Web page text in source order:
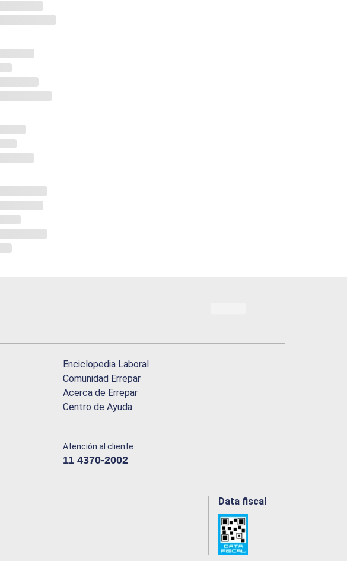
Enciclopedia Laboral
Comunidad Errepar
Acerca de Errepar
Centro de Ayuda
Atención al cliente
11 4370-2002
Data fiscal